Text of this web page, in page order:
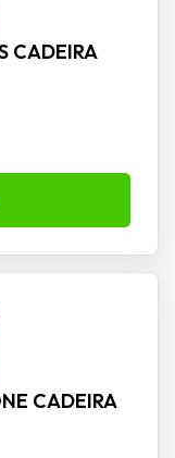
CADEIRA
CADEIRA